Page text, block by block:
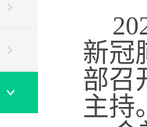
新冠
部召
主持